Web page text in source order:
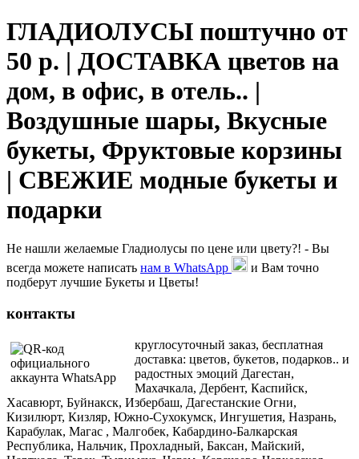
ГЛАДИОЛУСЫ поштучно от
50 р. | ДОСТАВКА цветов на
дом, в офис, в отель.. |
Воздушные шары, Вкусные
букеты, Фруктовые корзины
| СВЕЖИЕ модные букеты и
подарки
Не нашли желаемые Гладиолусы по цене или цвету?! - Вы
всегда можете написать нам в WhatsApp
и Вам точно
подберут лучшие Букеты и Цветы!
контакты
круглосуточный заказ, бесплатная
доставка: цветов, букетов, подарков.. и
радостных эмоций Дагестан,
Махачкала, Дербент, Каспийск,
Хасавюрт, Буйнакск, Избербаш, Дагестанские Огни,
Кизилюрт, Кизляр, Южно-Сухокумск, Ингушетия, Назрань,
Карабулак, Магас , Малгобек, Кабардино-Балкарская
Республика, Нальчик, Прохладный, Баксан, Майский,